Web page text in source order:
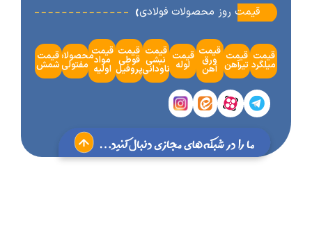
‹قیمت روز محصولات فولادی
قیمت
تیرآهن
قیمت
ورق
آهن
قیمت
لوله
قیمت
نبشی
ناودانی
قیمت
قوطی
پروفیل
قیمت
مواد
اولیه
محصولات
مفتولی
قیمت
شمش